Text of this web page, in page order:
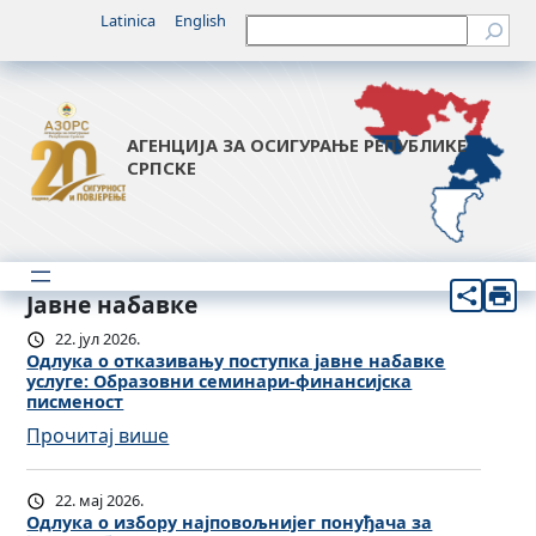
Latinica English Претрага
АГЕНЦИЈА ЗА ОСИГУРАЊЕ РЕПУБЛИКЕ
СРПСКЕ
Јавне набавке
22. јул 2026.
Одлука о отказивању поступка јавне набавке
услугe: Образовни семинари-финансијска
писменост
Прочитај више:
О
л
22. мај 2026.
Одлука о избору најповољнијег понуђача за